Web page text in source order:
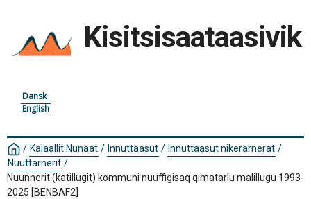
Kisitsisaataasivik
Dansk
English
/ Kalaallit Nunaat / Innuttaasut / Innuttaasut nikerarnerat /
Nuuttarnerit /
Nuunnerit (katillugit) kommuni nuuffigisaq qimatarlu malillugu 1993-
2025 [BENBAF2]